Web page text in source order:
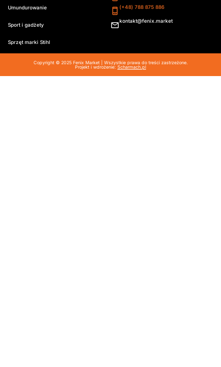
Umundurowanie
Sport i gadżety
Sprzęt marki Stihl
(+48) 788 875 886
kontakt@fenix.market
Copyright © 2025 Fenix Market | Wszystkie prawa do treści zastrzeżone.
Projekt i wdrożenie: Scharmach.pl